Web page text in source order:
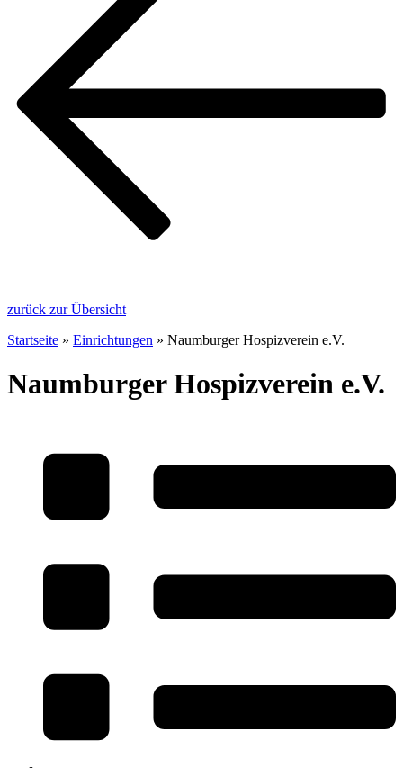
zurück zur Übersicht
Startseite » Einrichtungen » Naumburger Hospizverein e.V.
Naumburger Hospizverein e.V.